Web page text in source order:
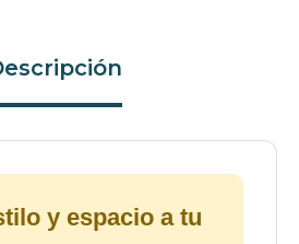
y espacio a tu